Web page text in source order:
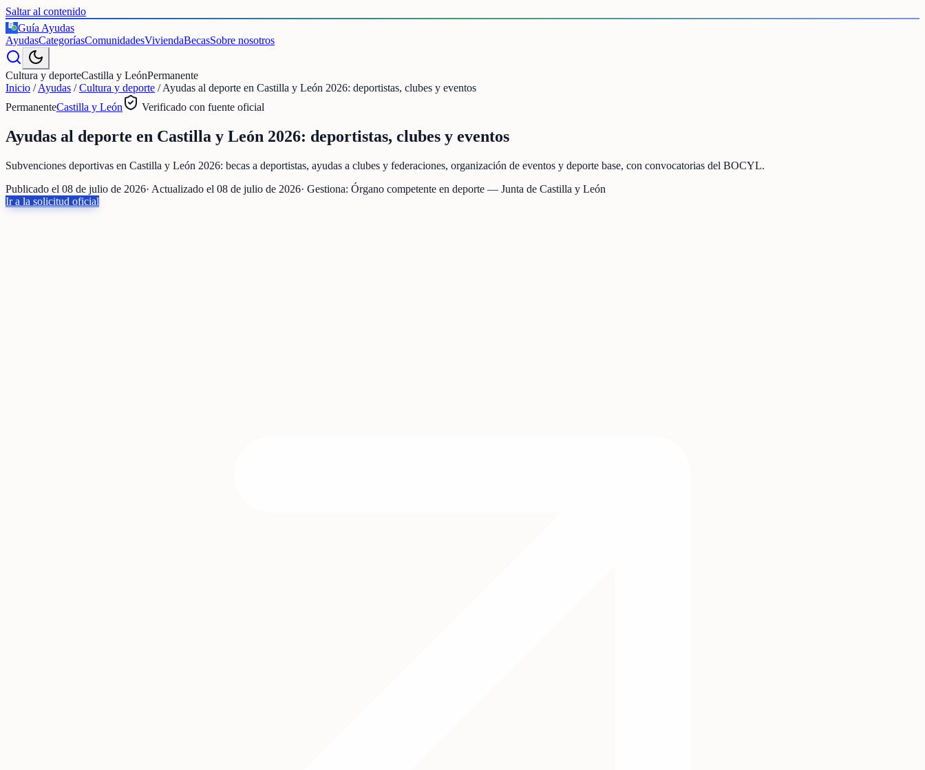
Saltar al contenido
€
Guía Ayudas
AyudasCategoríasComunidadesViviendaBecasSobre nosotros
Cultura y deporteCastilla y LeónPermanente
Inicio /Ayudas /Cultura y deporte /Ayudas al deporte en Castilla y León 2026: deportistas, clubes y eventos
PermanenteCastilla y León Verificado con fuente oficial
Ayudas al deporte en Castilla y León 2026: deportistas, clubes y eventos
Subvenciones deportivas en Castilla y León 2026: becas a deportistas, ayudas a clubes y federaciones, organización de eventos y deporte base, con convocatorias del BOCYL.
Publicado el 08 de julio de 2026· Actualizado el 08 de julio de 2026· Gestiona: Órgano competente en deporte — Junta de Castilla y León
Ir a la solicitud oficial